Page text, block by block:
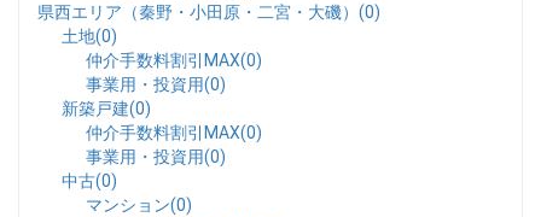
県西エリア（秦野・小田原・二宮・大磯）(0)
土地(0)
仲介手数料割引MAX(0)
事業用・投資用(0)
新築戸建(0)
仲介手数料割引MAX(0)
事業用・投資用(0)
中古(0)
マンション(0)